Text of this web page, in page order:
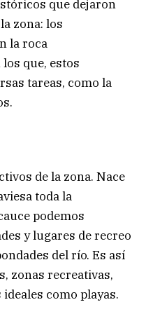
que dejaron
zona: los
la roca
que, estos
tareas, como la
de la zona. Nace
toda la
podemos
y lugares de recreo
del río. Es así
zonas recreativas,
como playas.